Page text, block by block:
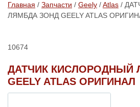
Главная / Запчасти / Geely /Atlas /
ЛЯМБДА ЗОНД GEELY ATLAS
10674
ДАТЧИК КИСЛОРОДНЫЙ
GEELY ATLAS ОРИГИНАЛ